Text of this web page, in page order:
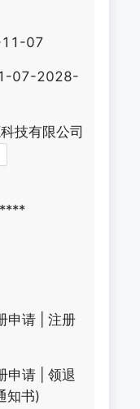
07
07-2028-
技有限公司
申请| 注册
申请| 领退
知书)